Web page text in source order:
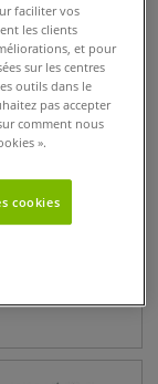
un pincelier
faciliter vos
les clients
et pour
sur les centres
outils dans le
pas accepter
comment nous
».
cookies